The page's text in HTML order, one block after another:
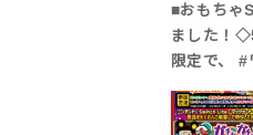
■おもちゃ
ました！
限定で、